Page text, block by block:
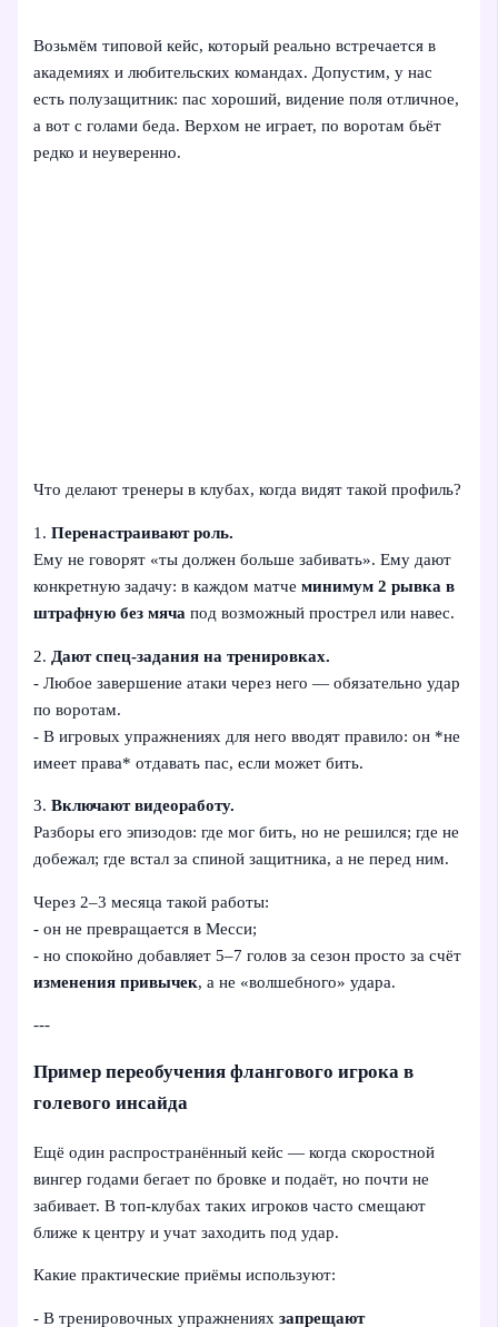
Возьмём типовой кейс, который реально встречается в
академиях и любительских командах. Допустим, у нас
есть полузащитник: пас хороший, видение поля отличное,
а вот с голами беда. Верхом не играет, по воротам бьёт
редко и неуверенно.
Что делают тренеры в клубах, когда видят такой профиль?
1.Перенастраивают роль.
Ему не говорят «ты должен больше забивать». Ему дают
конкретную задачу: в каждом матчеминимум 2 рывка в
штрафную без мяча под возможный прострел или навес.
2. Дают спец-задания на тренировках.
- Любое завершение атаки через него — обязательно удар
по воротам.
- В игровых упражнениях для него вводят правило: он *не
имеет права* отдавать пас, если может бить.
3.Включают видеоработу.
Разборы его эпизодов: где мог бить, но не решился; где не
добежал; где встал за спиной защитника, а не перед ним.
Через 2–3 месяца такой работы:
- он не превращается в Месси;
- но спокойно добавляет 5–7 голов за сезон просто за счёт
изменения привычек, а не «волшебного» удара.
---
Пример переобучения флангового игрока в
голевого инсайда
Ещё один распространённый кейс — когда скоростной
вингер годами бегает по бровке и подаёт, но почти не
забивает. В топ-клубах таких игроков часто смещают
ближе к центру и учат заходить под удар.
Какие практические приёмы используют:
- В тренировочных упражненияхзапрещают